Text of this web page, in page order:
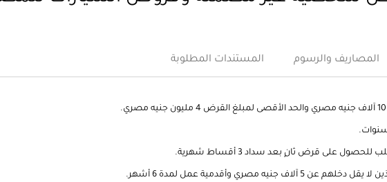
المصاريف والرسوم المستندات المطلوبة
على قرض ثانٍ بعد سداد 3 أقساط شهرية.
جنيه مصري وأقدمية عمل لمدة 6 أشهر.